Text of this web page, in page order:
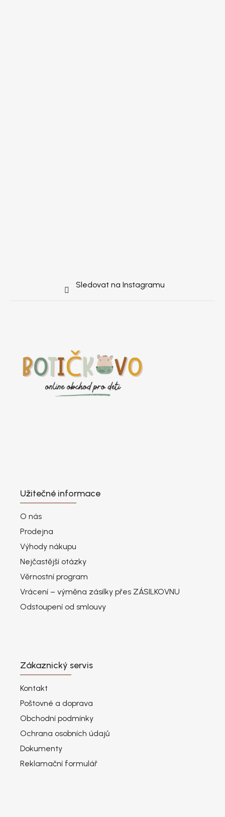
Sledovat na Instagramu
Užitečné informace
O nás
Prodejna
Výhody nákupu
Nejčastější otázky
Věrnostní program
Vrácení – výměna zásilky přes ZÁSILKOVNU
Odstoupení od smlouvy
Zákaznický servis
Kontakt
Poštovné a doprava
Obchodní podmínky
Ochrana osobních údajů
Dokumenty
Reklamační formulář